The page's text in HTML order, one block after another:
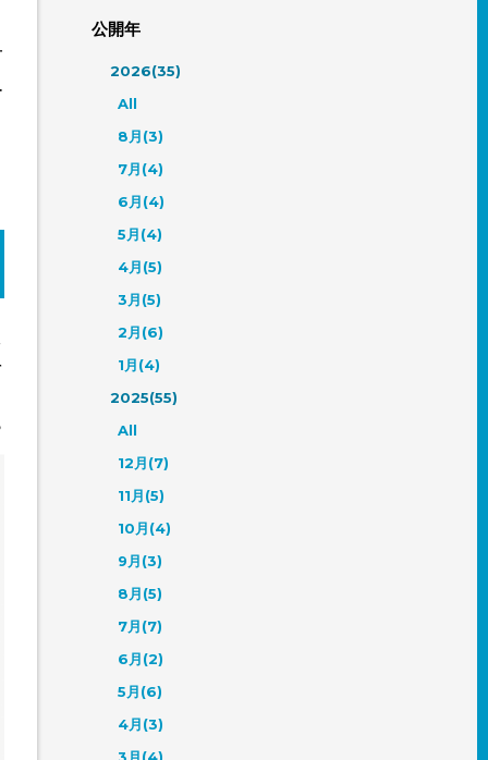
公開年
2026(35)
All
8月(3)
7月(4)
6月(4)
5月(4)
4月(5)
3月(5)
2月(6)
1月(4)
2025(55)
All
12月(7)
11月(5)
10月(4)
9月(3)
8月(5)
7月(7)
6月(2)
5月(6)
4月(3)